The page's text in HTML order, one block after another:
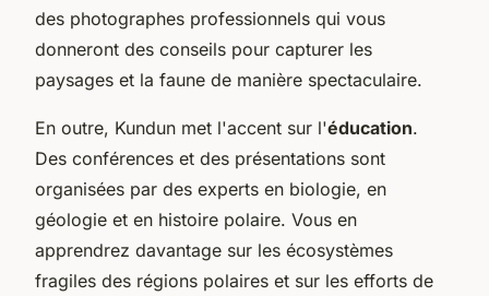
des photographes professionnels qui vous
donneront des conseils pour capturer les
paysages et la faune de manière spectaculaire.
En outre, Kundun met l'accent sur l'éducation.
Des conférences et des présentations sont
organisées par des experts en biologie, en
géologie et en histoire polaire. Vous en
apprendrez davantage sur les écosystèmes
fragiles des régions polaires et sur les efforts de